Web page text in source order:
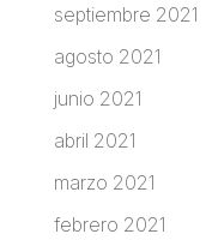
septiembre 2021
agosto 2021
junio 2021
abril 2021
marzo 2021
febrero 2021